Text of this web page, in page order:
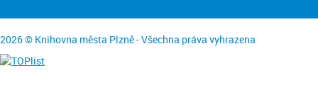
2026 © Knihovna města Plzně - Všechna práva vyhrazena